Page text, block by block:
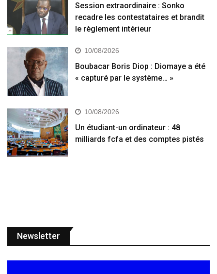
Session extraordinaire : Sonko
recadre les contestataires et brandit
le règlement intérieur
10/08/2026
Boubacar Boris Diop : Diomaye a été
« capturé par le système… »
10/08/2026
Un étudiant-un ordinateur : 48
milliards fcfa et des comptes pistés
Newsletter